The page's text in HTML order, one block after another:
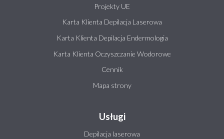
Projekty UE
Karta Klienta Depilacja Laserowa
Karta Klienta Depilacja Endermologia
Karta Klienta Oczyszczanie Wodorowe
Cennik
Mapa strony
Usługi
Depilacja laserowa